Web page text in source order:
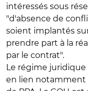
intéressés sous
"d'absence de
soient implantés
prendre part à la
par le contrat".
Le régime juridique
en lien notamment